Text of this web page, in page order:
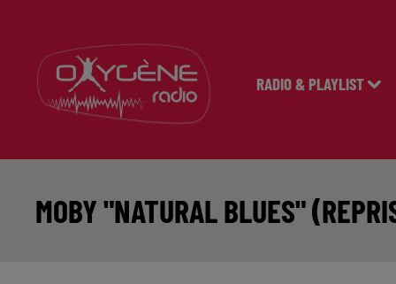
RADIO & PLAYLIST
MOBY "NATURAL BLUES"